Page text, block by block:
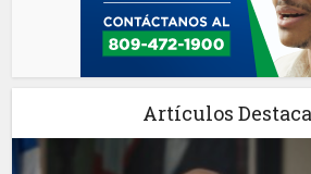
Artículos